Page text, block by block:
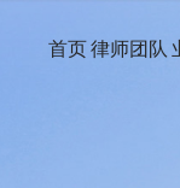
首页律师团队